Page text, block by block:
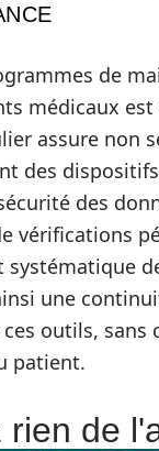
de
médicaux est
assure non
des
des
vérifications
systématique
une
ces outils,
patient.
rien de